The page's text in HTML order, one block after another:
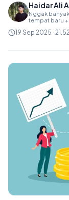
Haidar Ali
Nggak
tempat baru
19 Sep 2025 ·